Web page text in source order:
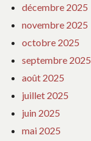
décembre 2025
novembre 2025
octobre 2025
septembre 2025
août 2025
juillet 2025
juin 2025
mai 2025